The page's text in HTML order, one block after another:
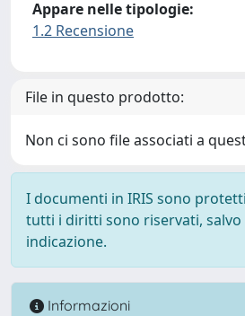
Appare nelle tipologie:
1.2 Recensione
File in questo prodotto:
Non ci sono file associati a
I documenti in IRIS sono
tutti i diritti sono riservati, salvo
indicazione.
Informazioni